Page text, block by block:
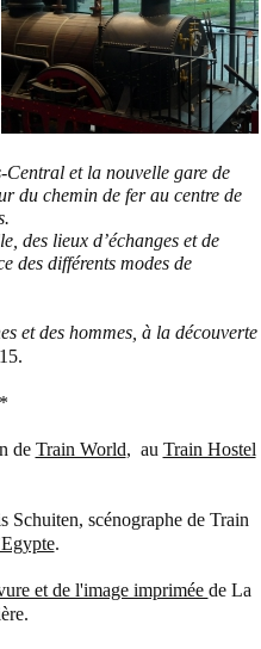
Central et la nouvelle gare de
du chemin de fer au centre de
des lieux d’échanges et de
des différents modes de
et des hommes, à la découverte
de Train World, au Train Hostel
Schuiten, scénographe de Train
.
et de l'image imprimée de La